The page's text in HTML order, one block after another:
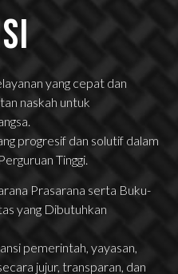
yang cepat dan
naskah untuk
progresif dan solutif dalam
Tinggi.
Prasarana serta Buku-
yang Dibutuhkan
pemerintah, yayasan,
jujur, transparan, dan